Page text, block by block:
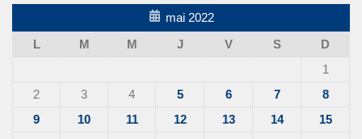
mai 2022
L
M M J V S
D
1
2
3 4 5 6 7
8
9
10 11 12 13 14
15